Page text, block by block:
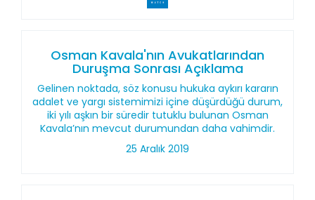
Osman Kavala'nın Avukatlarından
Duruşma Sonrası Açıklama
Gelinen noktada, söz konusu hukuka aykırı kararın
adalet ve yargı sistemimizi içine düşürdüğü durum,
iki yılı aşkın bir süredir tutuklu bulunan Osman
Kavala’nın mevcut durumundan daha vahimdir.
25 Aralık 2019